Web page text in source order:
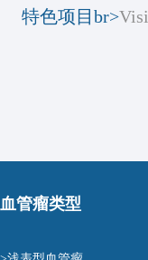
特色项目br>
血管瘤类型